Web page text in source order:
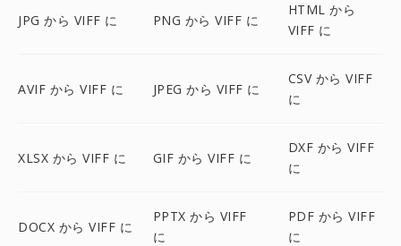
JPG から VIFF に PNG から VIFF に
HTML から
VIFF に
AVIF から VIFF に JPEG から VIFF に
CSV から VIFF
に
XLSX から VIFF に GIF から VIFF に
DXF から VIFF
に
DOCX から VIFF に
PPTX から VIFF
に
PDF から VIFF
に